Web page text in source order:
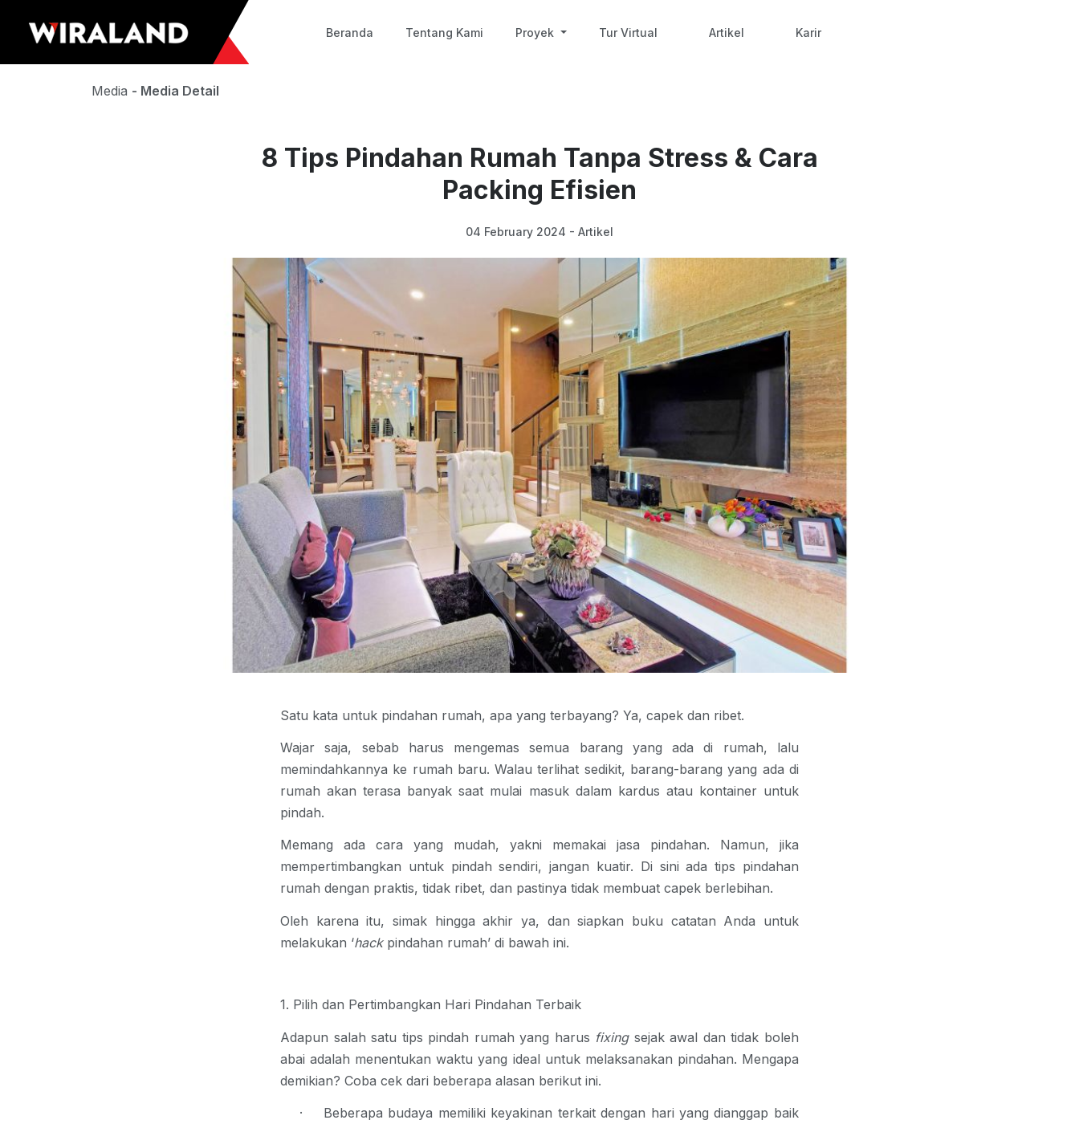
Beranda Tentang Kami Proyek Tur Virtual Artikel Karir
Media - Media Detail
8 Tips Pindahan Rumah Tanpa Stress & Cara
Packing Efisien
04 February 2024 - Artikel
Satu kata untuk pindahan rumah, apa yang terbayang? Ya, capek dan ribet.
Wajar saja, sebab harus mengemas semua barang yang ada di rumah, lalu
memindahkannya ke rumah baru. Walau terlihat sedikit, barang-barang yang ada di
rumah akan terasa banyak saat mulai masuk dalam kardus atau kontainer untuk
pindah.
Memang ada cara yang mudah, yakni memakai jasa pindahan. Namun, jika
mempertimbangkan untuk pindah sendiri, jangan kuatir. Di sini adatips pindahan
rumahdengan praktis, tidak ribet, dan pastinya tidak membuat capek berlebihan.
Oleh karena itu, simak hingga akhir ya, dan siapkan buku catatan Anda untuk
melakukan ‘hackpindahan rumah’ di bawah ini.
1. Pilih dan Pertimbangkan Hari Pindahan Terbaik
Adapun salah satu tips pindah rumah yang harus fixingsejak awal dan tidak boleh
abai adalah menentukan waktu yang ideal untuk melaksanakan pindahan. Mengapa
demikian? Coba cek dari beberapa alasan berikut ini.
·
Beberapa budaya memiliki keyakinan terkait dengan hari yang dianggap baik